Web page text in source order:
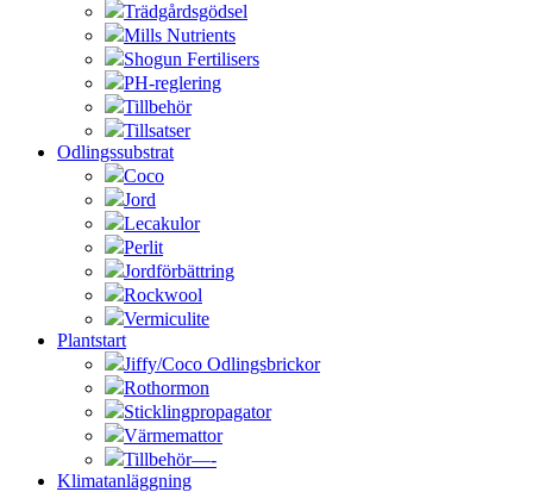
Trädgårdsgödsel
Mills Nutrients
Shogun Fertilisers
PH-reglering
Tillbehör
Tillsatser
Odlingssubstrat
Coco
Jord
Lecakulor
Perlit
Jordförbättring
Rockwool
Vermiculite
Plantstart
Jiffy/Coco Odlingsbrickor
Rothormon
Sticklingpropagator
Värmemattor
Tillbehör—-
Klimatanläggning